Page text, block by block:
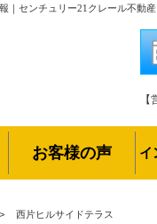
｜センチュリー21クレール不動産
お客様の声 イ
西片ヒルサイドテラス